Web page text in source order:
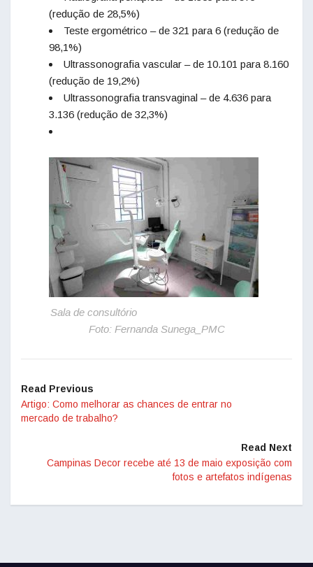
(redução de 28,5%)
Teste ergométrico – de 321 para 6 (redução de
98,1%)
Ultrassonografia vascular – de 10.101 para 8.160
(redução de 19,2%)
Ultrassonografia transvaginal – de 4.636 para
3.136 (redução de 32,3%)
Sala de consultório
Foto: Fernanda Sunega_PMC
Read Previous
Artigo: Como melhorar as chances de entrar no
mercado de trabalho?
Read Next
Campinas Decor recebe até 13 de maio exposição com
fotos e artefatos indígenas